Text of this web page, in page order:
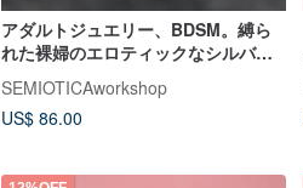
アダルトジュエリー、BDSM。縛ら
れた裸婦のエロティックなシルバー
製フィギュアジュエリーペンダン
ト。
SEMIOTICAworkshop
US$ 86.00